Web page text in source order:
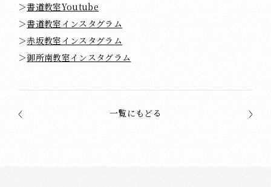
＞書道教室Youtube
＞書道教室インスタグラム
＞赤坂教室インスタグラム
＞御所南教室インスタグラム
一覧にもどる